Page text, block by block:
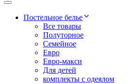
Постельное белье
Все товары
Полуторное
Семейное
Евро
Евро-макси
Для детей
комплекты с одеялом